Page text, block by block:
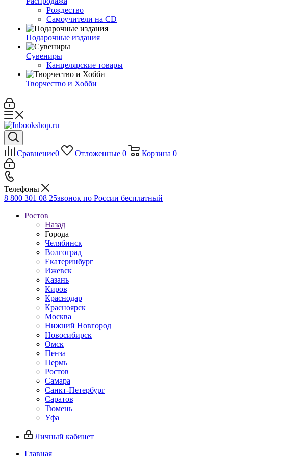
Рождество
Самоучители на CD
Подарочные издания
Сувениры
Канцелярские товары
Творчество и Хобби
Сравнение0 Отложенные 0 Корзина 0
Телефоны
8 800 301 08 25звонок по России бесплатный
Ростов
Назад
Города
Челябинск
Волгоград
Екатеринбург
Ижевск
Казань
Киров
Краснодар
Красноярск
Москва
Нижний Новгород
Новосибирск
Омск
Пенза
Пермь
Ростов
Самара
Санкт-Петербург
Саратов
Тюмень
Уфа
Личный кабинет
Главная